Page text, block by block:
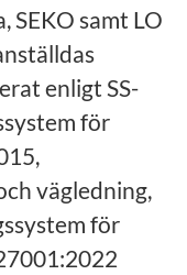
SEKO samt LO
enligt SS-
för
vägledning,
för